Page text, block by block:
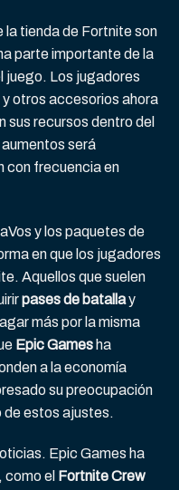
la tienda de Fortnite son
parte importante de la
juego. Los jugadores
otros accesorios ahora
sus recursos dentro del
será
con frecuencia en
y los paquetes de
en que los jugadores
Aquellos que suelen
pases de batallay
más por la misma
Epic Games ha
a la economía
su preocupación
de estos ajustes.
Epic Games ha
el Fortnite Crew